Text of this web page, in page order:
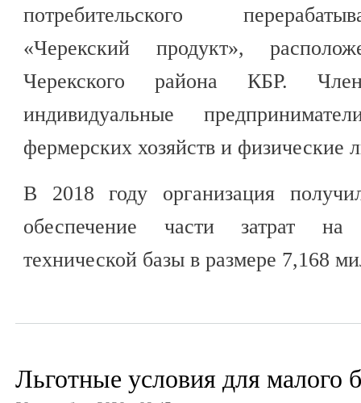
потребительского
«Черекский продукт»,
Черекского района КБР.
индивидуальные
фермерских хозяйств и физические
В 2018 году организация
обеспечение части затрат на
технической базы в размере 7,168
Льготные условия для малого